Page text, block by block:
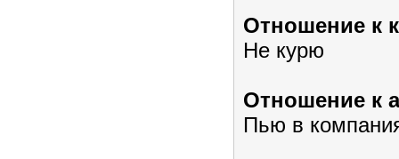
Отношение к
Не курю
Отношение к
Пью в